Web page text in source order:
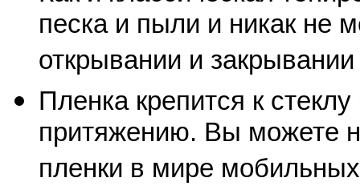
песка и пыли и никак не
открывании и
Пленка крепится к
притяжению. Вы можете
пленки в мире